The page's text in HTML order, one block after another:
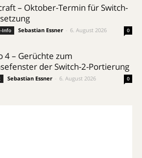
– Oktober-Termin für Switch-
Info Sebastian Essner 6. August 2026 0
4 – Gerüchte zum
der Switch-2-Portierung
Sebastian Essner 6. August 2026 0